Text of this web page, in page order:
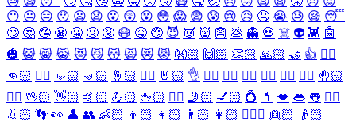
😶 😐 😑 😯 😦 😧 😮 😲 😵 😳 😱 😨 😰 😢 😥 🤤 😭 😓 😪 😴
🙄 🤔 🤥 😬 🤐 🤢 🤧 😷 🤒 🤕 😈 👿 👹 👺 💩 👻 💀 ☠️ 👽 👾 🤖
🎃 😺 😸 😹 😻 😼 😽 🙀 😿 😾 👐🏻 🙌🏻 👏🏻 🙏🏻 🤝 👍 👎🏻
👊🏻 ✊🏻 🤛🏻 🤜🏻 🤞🏻 ✌🏻 🤘🏻 👌 👈🏻 👉🏻 👆🏻 👇🏻 ☝🏻 ✋🏻 🤚🏻
🖐🏻 🖖🏻 👋🏻 🤙🏻 💪🏻 🖕🏻 ✍🏻 🤳🏻 💅🏻 💍 💄 💋 👄 👅 👂🏻
👃🏻 👣 👀 👤 👥 👶🏻 👦🏻 👧🏻 👨🏻 👩🏻 👱🏻‍♀️ 👱🏻
👴🏻